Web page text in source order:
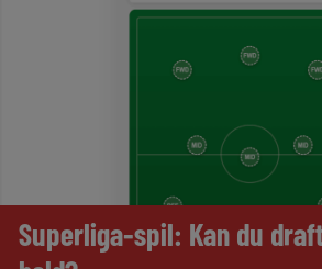
Superliga-spil: Kan du